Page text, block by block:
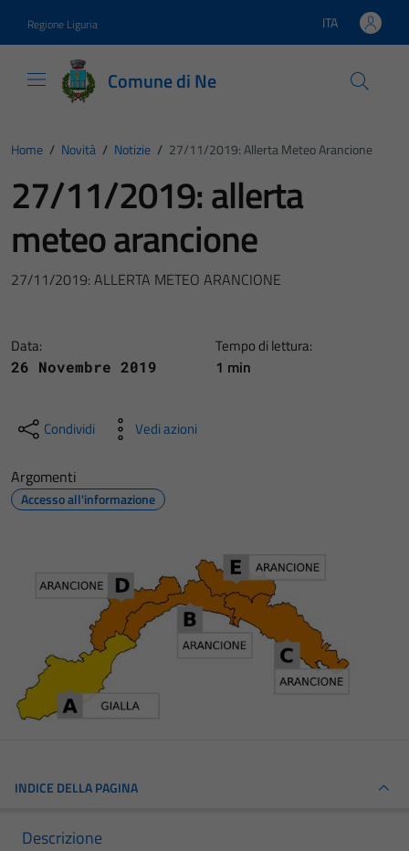
Regione Liguria Lingua attiva:
ITA
Comune di Ne
Home / Novità / Notizie / 27/11/2019: Allerta Meteo Arancione
27/11/2019: allerta
meteo arancione
27/11/2019: ALLERTA METEO ARANCIONE
Data:
26 Novembre 2019
Tempo di lettura:
1 min
Condividi Vedi azioni
Argomenti
Accesso all'informazione
INDICE DELLA PAGINA
Descrizione